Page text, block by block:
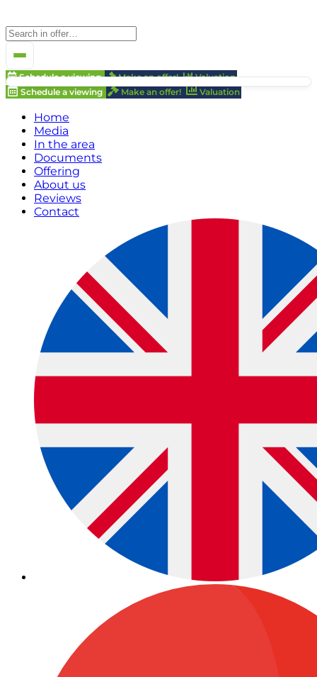
Schedule a viewing Make an offer!
Valuation
Schedule a viewing
Make an offer! Valuation
Home
Media
In the area
Documents
Offering
About us
Reviews
Contact